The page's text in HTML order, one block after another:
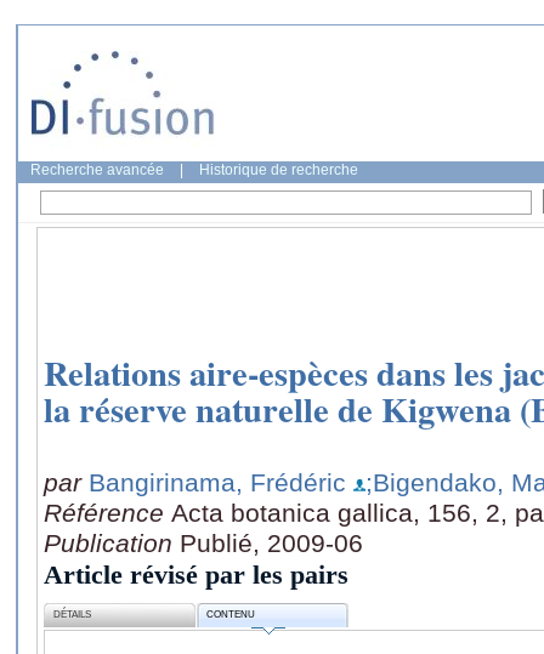
Recherche avancée Historique de recherche
Relations aire-espèces dans les
la réserve naturelle de Kigwena
par Bangirinama, Frédéric
;Bigendako,
Référence Acta botanica gallica, 156, 2,
Publication Publié, 2009-06
Article révisé par les pairs
DÉTAILS CONTENU